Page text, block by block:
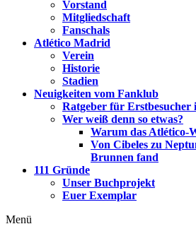
Vorstand
Mitgliedschaft
Fanschals
Atlético Madrid
Verein
Historie
Stadien
Neuigkeiten vom Fanklub
Ratgeber für Erstbesucher
Wer weiß denn so etwas?
Warum das Atlético-
Von Cibeles zu
Brunnen fand
111 Gründe
Unser Buchprojekt
Euer Exemplar
Menü